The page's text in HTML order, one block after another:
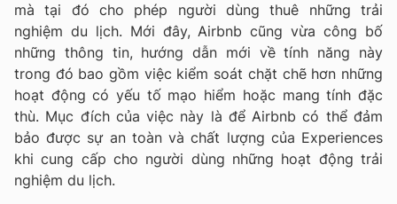
mà tại đó cho phép người dùng thuê những trải
nghiệm du lịch. Mới đây, Airbnb cũng vừa công bố
những thông tin, hướng dẫn mới về tính năng này
trong đó bao gồm việc kiểm soát chặt chẽ hơn những
hoạt động có yếu tố mạo hiểm hoặc mang tính đặc
thù. Mục đích của việc này là để Airbnb có thể đảm
bảo được sự an toàn và chất lượng của Experiences
khi cung cấp cho người dùng những hoạt động trải
nghiệm du lịch.